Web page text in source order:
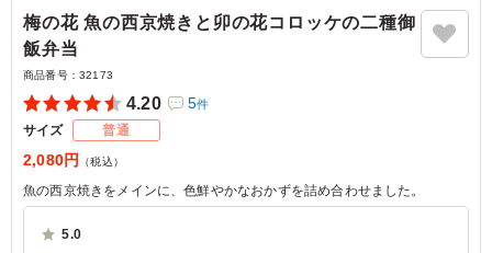
梅の花 魚の西京焼きと卯の花コロッケの二種御
飯弁当
商品番号： 32173
4.20 5件
サイズ 普通
2,080円 （税込）
魚の西京焼きをメインに、色鮮やかなおかずを詰め合わせました。
5.0